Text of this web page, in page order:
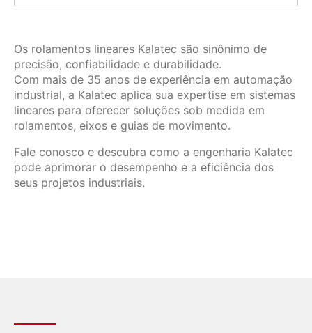
Os rolamentos lineares Kalatec são sinônimo de
precisão, confiabilidade e durabilidade.
Com mais de 35 anos de experiência em automação
industrial, a Kalatec aplica sua expertise em sistemas
lineares para oferecer soluções sob medida em
rolamentos, eixos e guias de movimento.
Fale conosco e descubra como a engenharia Kalatec
pode aprimorar o desempenho e a eficiência dos
seus projetos industriais.